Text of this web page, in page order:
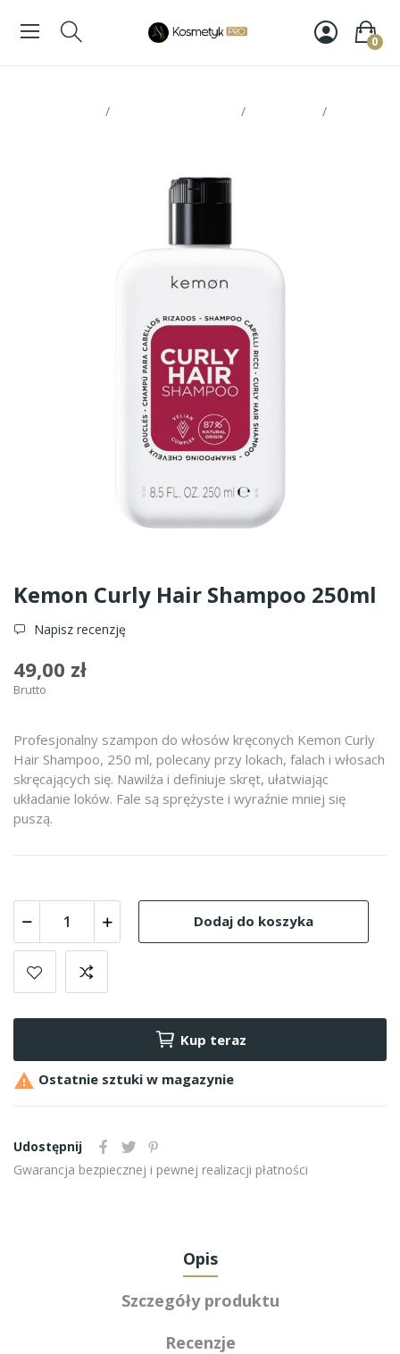
0
Kemon Curly Hair Shampoo 250ml
Napisz recenzję
49,00 zł
Brutto
Profesjonalny szampon do włosów kręconych Kemon Curly
Hair Shampoo, 250 ml, polecany przy lokach, falach i włosach
skręcających się. Nawilża i definiuje skręt, ułatwiając
układanie loków. Fale są sprężyste i wyraźnie mniej się
puszą.
Dodaj do koszyka
Kup teraz
 Ostatnie sztuki w magazynie
Udostępnij
Gwarancja bezpiecznej i pewnej realizacji płatności
Opis
Szczegóły produktu
Recenzje